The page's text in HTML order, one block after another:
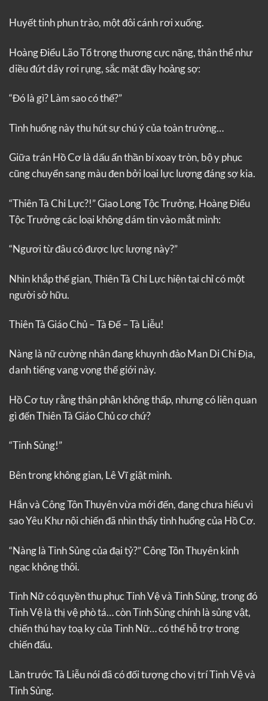
Huyết tinh phun trào, một đôi cánh rơi xuống.
Hoàng Điểu Lão Tổ trọng thương cực nặng, thân thể như
diều đứt dây rơi rụng, sắc mặt đầy hoảng sợ:
“Đó là gì? Làm sao có thể?”
Tình huống này thu hút sự chú ý của toàn trường…
Giữa trán Hồ Cơ là dấu ấn thần bí xoay tròn, bộ y phục
cũng chuyển sang màu đen bởi loại lực lượng đáng sợ kia.
“Thiên Tà Chi Lực?!” Giao Long Tộc Trưởng, Hoàng Điểu
Tộc Trưởng các loại không dám tin vào mắt mình:
“Ngươi từ đâu có được lực lượng này?”
Nhìn khắp thế gian, Thiên Tà Chi Lực hiện tại chỉ có một
người sở hữu.
Thiên Tà Giáo Chủ – Tà Đế – Tà Liễu!
Nàng là nữ cường nhân đang khuynh đảo Man Di Chi Địa,
danh tiếng vang vọng thế giới này.
Hồ Cơ tuy rằng thân phận không thấp, nhưng có liên quan
gì đến Thiên Tà Giáo Chủ cơ chứ?
“Tinh Sủng!”
Bên trong không gian, Lê Vĩ giật mình.
Hắn và Công Tôn Thuyên vừa mới đến, đang chưa hiểu vì
sao Yêu Khư nội chiến đã nhìn thấy tình huống của Hồ Cơ.
“Nàng là Tinh Sủng của đại tỷ?” Công Tôn Thuyên kinh
ngạc không thôi.
Tinh Nữ có quyền thu phục Tinh Vệ và Tinh Sủng, trong đó
Tinh Vệ là thị vệ phò tá… còn Tinh Sủng chính là sủng vật,
chiến thú hay toạ kỵ của Tinh Nữ… có thể hỗ trợ trong
chiến đấu.
Lần trước Tà Liễu nói đã có đối tượng cho vị trí Tinh Vệ và
Tinh Sủng.